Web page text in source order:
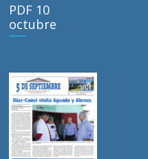
PDF 10
octubre